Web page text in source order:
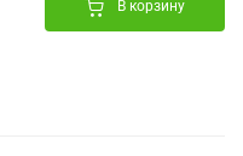
В корзину